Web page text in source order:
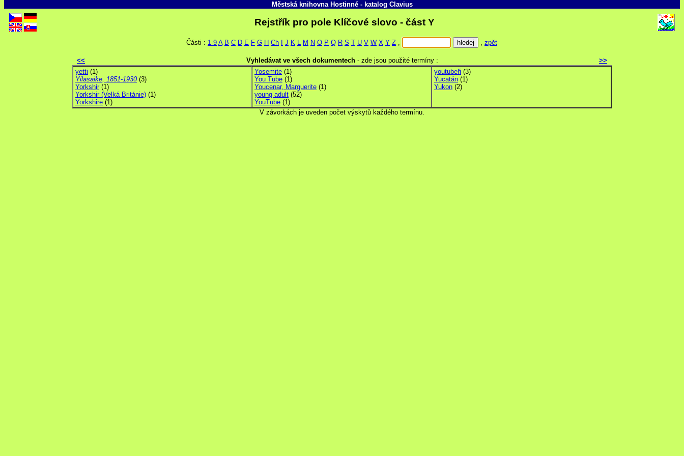
Městská knihovna Hostinné- katalog Clavius
Rejstřík pro pole Klíčové slovo - část Y
Části : 1-9 A B C D E F G H Ch J K L M N O P Q R S T U V W X Y Z , , zpět
<< Vyhledávat ve všech dokumentech - zde jsou použité termíny :
>>
yetti (1)
Yilasaike, 1851-1930(3)
Yorkshir(1)
Yorkshir (Velká Británie) (1)
Yorkshire (1)
Yosemite (1)
You Tube (1)
Youcenar, Marguerite (1)
young adult (52)
YouTube (1)
youtubeři (3)
Yucatán (1)
Yukon (2)
V závorkách je uveden počet výskytů každého termínu.